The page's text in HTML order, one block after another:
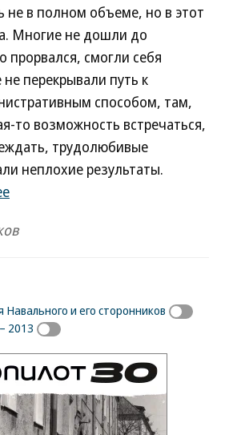
не в полном объеме, но в этот
Многие не дошли до
прорвался, смогли себя
перекрывали путь к
способом, там,
то возможность встречаться,
трудолюбивые
неплохие результаты.
и его сторонников
2013